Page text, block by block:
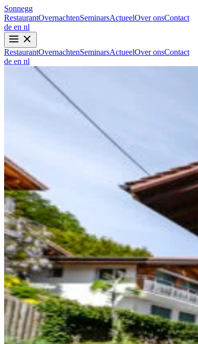
Sonnegg
RestaurantOvernachtenSeminarsActueelOver onsContact
de en nl
RestaurantOvernachtenSeminarsActueelOver onsContact
de en nl